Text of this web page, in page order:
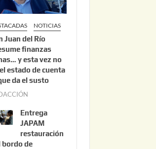
NOTICIAS
Juan del Río
finanzas
y esta vez no
estado de cuenta
da el susto
o
s
t
Entrega
JAPAM
restauración
bordo de